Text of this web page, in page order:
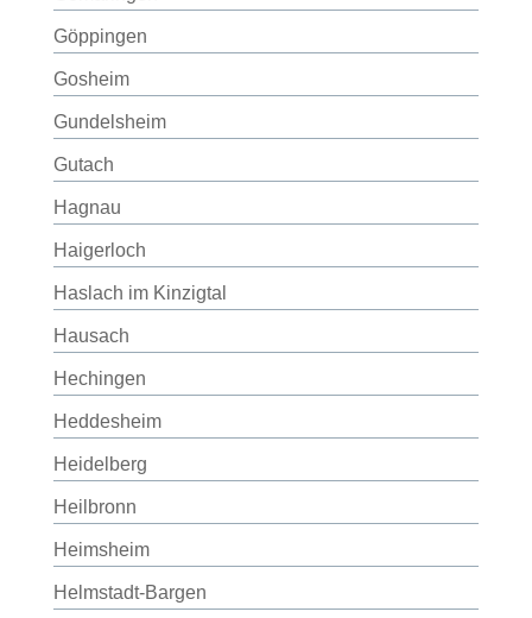
Göppingen
Gosheim
Gundelsheim
Gutach
Hagnau
Haigerloch
Haslach im Kinzigtal
Hausach
Hechingen
Heddesheim
Heidelberg
Heilbronn
Heimsheim
Helmstadt-Bargen